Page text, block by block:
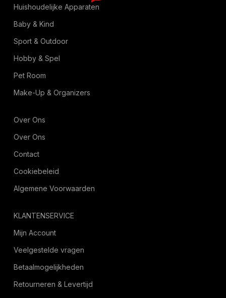
Huishoudelijke Apparaten
Baby & Kind
Sport & Outdoor
Hobby & Spel
Pet Room
Make-Up & Organizers
Over Ons
Over Ons
Contact
Cookiebeleid
Algemene Voorwaarden
KLANTENSERVICE
Mijn Account
Veelgestelde vragen
Betaalmogelijkheden
Retourneren & Levertijd